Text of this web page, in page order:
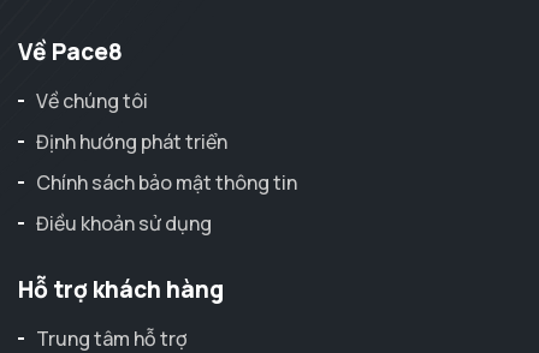
Về Pace8
Về chúng tôi
Định hướng phát triển
Chính sách bảo mật thông tin
Điều khoản sử dụng
Hỗ trợ khách hàng
Trung tâm hỗ trợ